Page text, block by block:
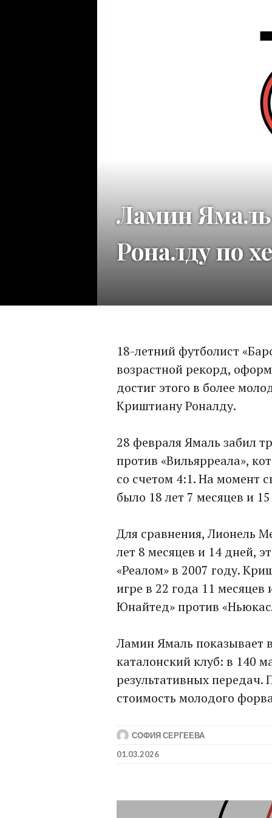
Ламин Ямаль
Роналду по
18-летний футболист
возрастной рекорд,
достиг этого в более
Криштиану Роналду.
28 февраля Ямаль забил
против «Вильярреала»,
со счетом 4:1. На момент
было 18 лет 7 месяцев и
Для сравнения, Лионель
лет 8 месяцев и 14 дней,
«Реалом» в 2007 году.
игре в 22 года 11
Юнайтед» против
Ламин Ямаль показывает
каталонский клуб: в 140
результативных
стоимость молодого
СОФИЯ СЕРГЕЕВА
01.03.2026